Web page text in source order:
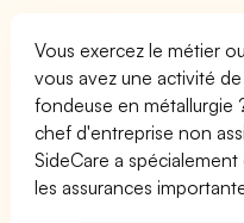
Vous exercez le métier
vous avez une activité
fondeuse en métallurgie
chef d'entreprise non
SideCare a
les assurances